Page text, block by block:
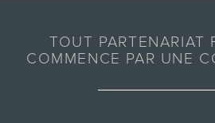
TOUT PARTENARIAT
COMMENCE PAR UNE